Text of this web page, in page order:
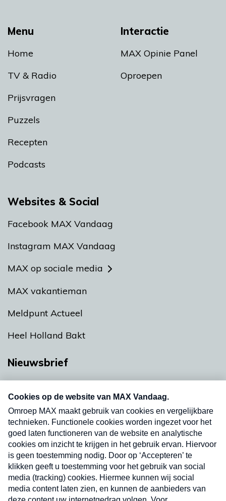
Menu
Home
TV & Radio
Prijsvragen
Puzzels
Recepten
Podcasts
Interactie
MAX Opinie Panel
Oproepen
Websites & Social
Facebook MAX Vandaag
Instagram MAX Vandaag
MAX op sociale media
MAX vakantieman
Meldpunt Actueel
Heel Holland Bakt
Nieuwsbrief
nieuwsbrief. Elke vrijdag- en dinsdagochtend in
uw mailbox.
Verzend